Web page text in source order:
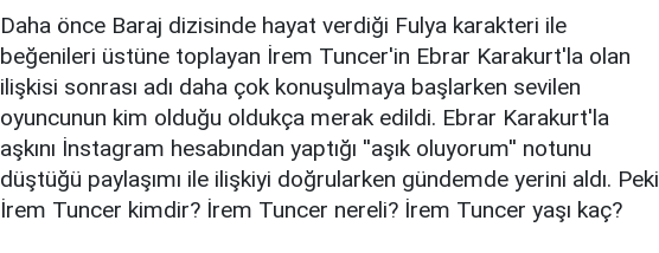
Daha önce Baraj dizisinde hayat verdiği Fulya karakteri ile
beğenileri üstüne toplayan İrem Tuncer'in Ebrar Karakurt'la olan
ilişkisi sonrası adı daha çok konuşulmaya başlarken sevilen
oyuncunun kim olduğu oldukça merak edildi. Ebrar Karakurt'la
aşkını İnstagram hesabından yaptığı ''aşık oluyorum'' notunu
düştüğü paylaşımı ile ilişkiyi doğrularken gündemde yerini aldı. Peki
İrem Tuncer kimdir? İrem Tuncer nereli? İrem Tuncer yaşı kaç?